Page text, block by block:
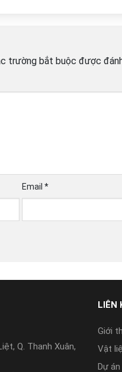
trường bắt buộc được
Email*
Q. Thanh Xuân,
LIÊN
Giới
Vật
Dự án